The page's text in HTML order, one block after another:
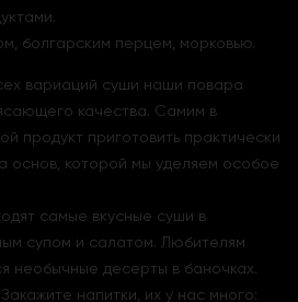
болгарским перцем, морковью.
вариаций суши наши повара
качества. Самим в
продукт приготовить практически
основ, которой мы уделяем особое
самые вкусные суши в
супом и салатом. Любителям
необычные десерты в баночках.
напитки, их у нас много: